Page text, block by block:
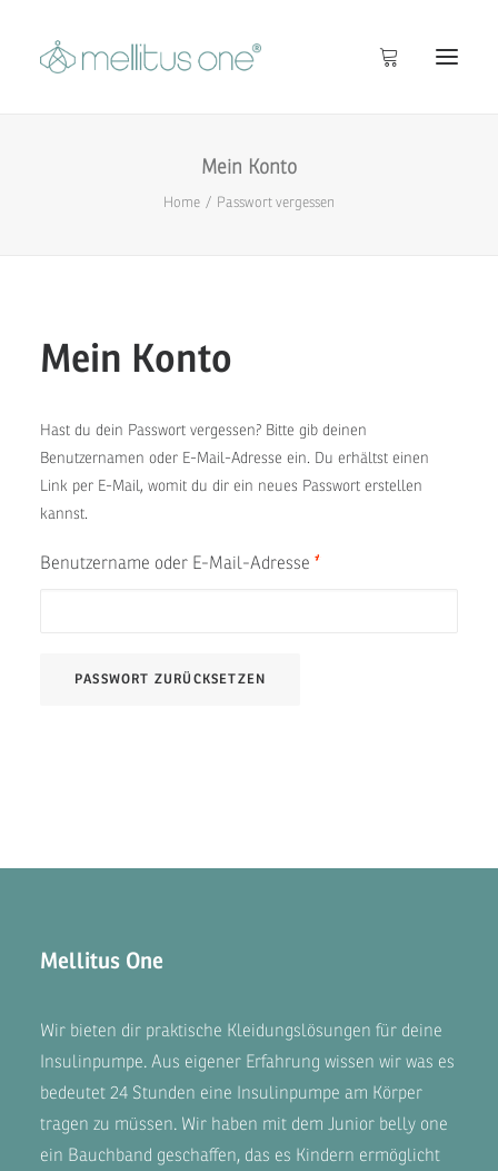
Mein Konto
Home Passwort vergessen
Mein Konto
Hast du dein Passwort vergessen? Bitte gib deinen
Benutzernamen oder E-Mail-Adresse ein. Du erhältst einen
Link per E-Mail, womit du dir ein neues Passwort erstellen
kannst.
Benutzername oder E-Mail-Adresse *Erforderlich
PASSWORT ZURÜCKSETZEN
Mellitus One
Wir bieten dir praktische Kleidungslösungen für deine
Insulinpumpe. Aus eigener Erfahrung wissen wir was es
bedeutet 24 Stunden eine Insulinpumpe am Körper
tragen zu müssen. Wir haben mit dem Junior belly one
ein Bauchband geschaffen, das es Kindern ermöglicht